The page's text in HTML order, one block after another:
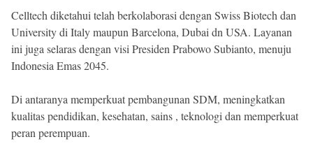
Celltech diketahui telah berkolaborasi dengan Swiss Biotech dan
University di Italy maupun Barcelona, Dubai dn USA. Layanan
ini juga selaras dengan visi Presiden Prabowo Subianto, menuju
Indonesia Emas 2045.
Di antaranya memperkuat pembangunan SDM, meningkatkan
kualitas pendidikan, kesehatan, sains , teknologi dan memperkuat
peran perempuan.